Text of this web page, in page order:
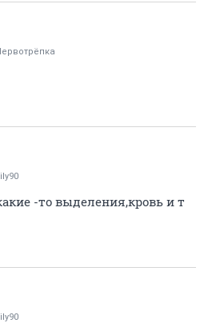
-то выделения,кровь и т